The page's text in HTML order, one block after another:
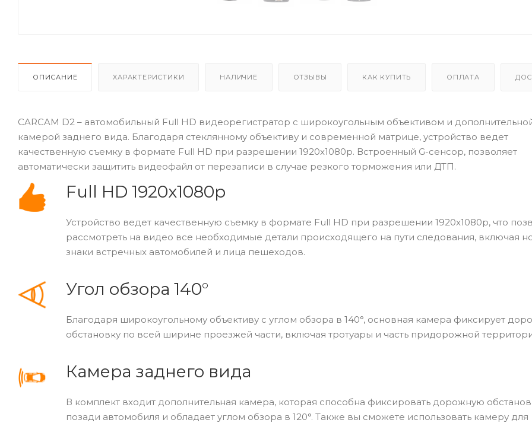
ОПИСАНИЕ ХАРАКТЕРИСТИКИ НАЛИЧИЕ ОТЗЫВЫ КАК КУПИТЬ ОПЛАТА
CARCAM D2 – автомобильный Full HD видеорегистратор с широкоугольным объективом и
камерой заднего вида. Благодаря стеклянному объективу и современной матрице, устройство ведет
качественную съемку в формате Full HD при разрешении 1920x1080p. Встроенный G-сенсор, позволяет
автоматически защитить видеофайл от перезаписи в случае резкого торможения или ДТП.
Full HD 1920x1080p
Устройство ведет качественную съемку в формате Full HD при разрешении 1920x1080p, что
рассмотреть на видео все необходимые детали происходящего на пути следования, включая
знаки встречных автомобилей и лица пешеходов.
Угол обзора 140°
Благодаря широкоугольному объективу с углом обзора в 140°, основная камера фиксирует
обстановку по всей ширине проезжей части, включая тротуары и часть придорожной
Камера заднего вида
В комплект входит дополнительная камера, которая способна фиксировать дорожную
позади автомобиля и обладает углом обзора в 120°. Также вы сможете использовать камеру для